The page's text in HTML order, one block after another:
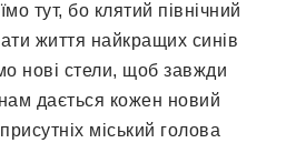
тут, бо клятий північний
життя найкращих синів
нові стели, щоб завжди
дається кожен новий
міський голова